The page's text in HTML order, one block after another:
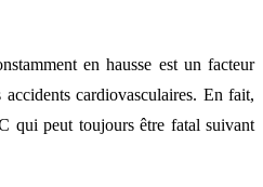
en hausse est un facteur
cardiovasculaires. En fait,
qui peut toujours être fatal suivant